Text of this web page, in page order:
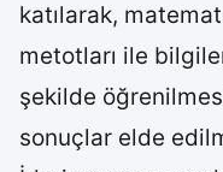
katılarak,
metotları ile
şekilde
sonuçlar elde